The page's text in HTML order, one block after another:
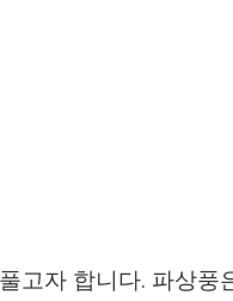
고자 합니다. 파상풍